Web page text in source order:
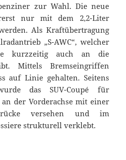
zur Wahl. Die neue
nur mit dem 2,2-Liter
Als Kraftübertragung
„S-AWC“, welcher
kurzzeitig auch an die
Mittels Bremseingriffen
auf Linie gehalten. Seitens
das SUV-Coupé für
der Vorderachse mit einer
versehen und im
strukturell verklebt.